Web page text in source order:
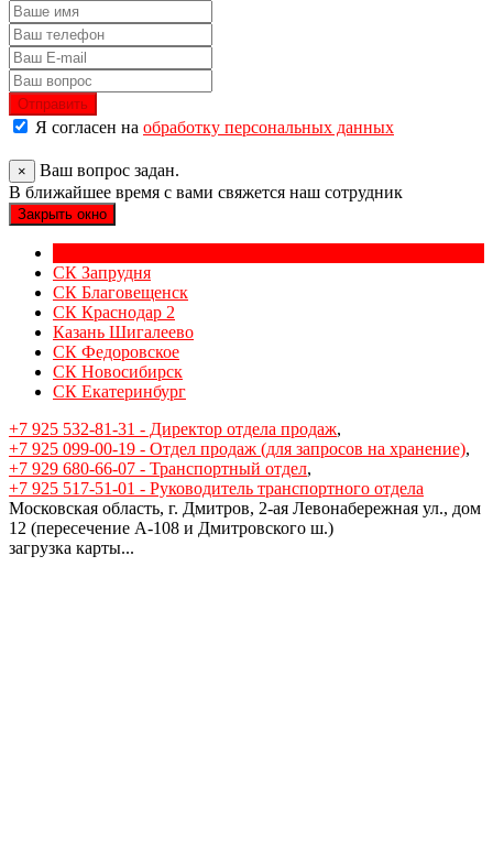
Отправить
Я согласен на обработку персональных данных
×
Ваш вопрос задан.
В ближайшее время с вами свяжется наш сотрудник
Закрыть окно
СК Запрудня
СК Благовещенск
СК Краснодар 2
Казань Шигалеево
СК Федоровское
СК Новосибирск
СК Екатеринбург
+7 925 532-81-31 - Директор отдела продаж,
+7 925 099-00-19 - Отдел продаж (для запросов на хранение),
+7 929 680-66-07 - Транспортный отдел,
+7 925 517-51-01 - Руководитель транспортного отдела
Московская область, г. Дмитров, 2-ая Левонабережная ул., дом
12 (пересечение А-108 и Дмитровского ш.)
загрузка карты...